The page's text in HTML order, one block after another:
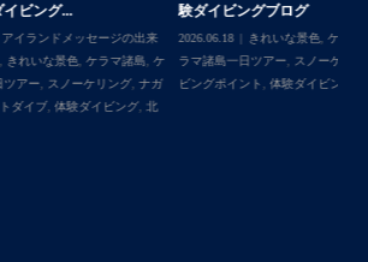
セージの出来
,ケラマ諸島,ケ
ケリング,ナガ
ダイビング,北
験ダイビングブログ
2026.06.18 きれいな景色 ,ケラマ諸島,ケ
ラマ諸島一日ツアー,スノーケリング,ダイ
ビングポイント,体験ダイビング,北谷